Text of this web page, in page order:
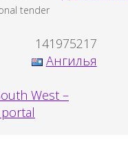
tender
141975217
Ангилья
West –